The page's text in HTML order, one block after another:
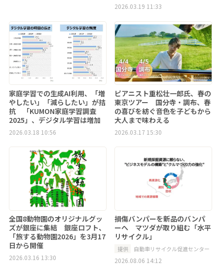
2026.03.19 11:33
家庭学習での生成AI利用、「増
やしたい」「減らしたい」が拮
抗 「KUMON家庭学習調査
2025」、デジタル学習は増加
2026.03.18 10:56
ピアニスト重松壮一郎氏、春の
東京ツアー 国分寺・調布、春
の喜びを紡ぐ音色を子どもから
大人まで味わえる
2026.03.17 15:30
全国8動物園のオリジナルグッ
ズが銀座に集結 銀座ロフト、
「旅する動物園2026」を3月17
日から開催
2026.03.16 13:30
損傷バンパーを新品のバンパ
ーへ マツダが取り組む「水平
リサイクル」
提供 自動車リサイクル促進センター
2026.08.06 14:12